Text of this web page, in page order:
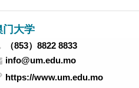
门大学
（853）8822 8833
info@um.edu.mo
https://www.um.edu.mo